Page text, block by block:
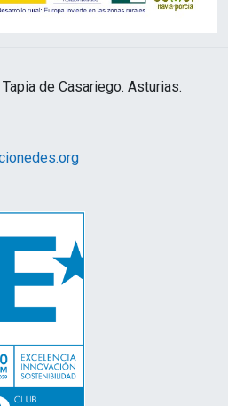
de Casariego. Asturias.